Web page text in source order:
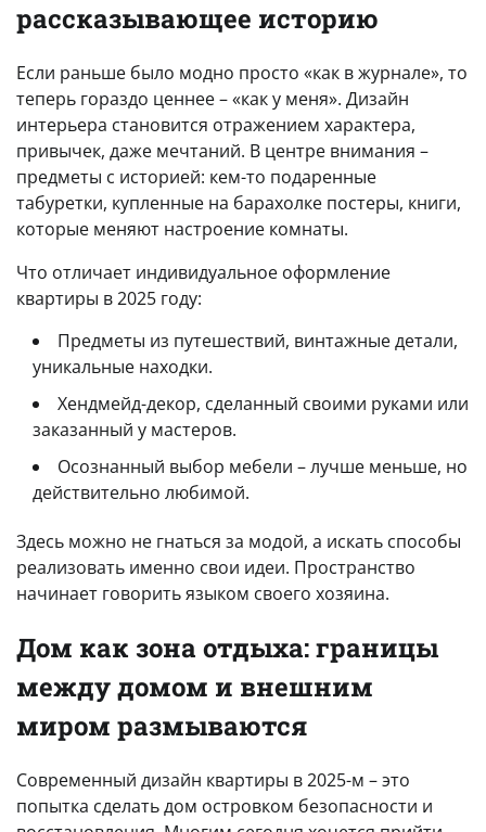
рассказывающее историю
Если раньше было модно просто «как в журнале», то
теперь гораздо ценнее – «как у меня». Дизайн
интерьера становится отражением характера,
привычек, даже мечтаний. В центре внимания –
предметы с историей: кем-то подаренные
табуретки, купленные на барахолке постеры, книги,
которые меняют настроение комнаты.
Что отличает индивидуальное оформление
квартиры в 2025 году:
Предметы из путешествий, винтажные детали,
уникальные находки.
Хендмейд-декор, сделанный своими руками или
заказанный у мастеров.
Осознанный выбор мебели – лучше меньше, но
действительно любимой.
Здесь можно не гнаться за модой, а искать способы
реализовать именно свои идеи. Пространство
начинает говорить языком своего хозяина.
Дом как зона отдыха: границы
между домом и внешним
миром размываются
Современный дизайн квартиры в 2025-м – это
попытка сделать дом островком безопасности и